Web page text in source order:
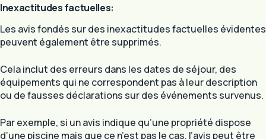
Inexactitudes factuelles:
Les avis fondés sur des inexactitudes factuelles évidentes
peuvent également être supprimés.
Cela inclut des erreurs dans les dates de séjour, des
équipements qui ne correspondent pas à leur description
ou de fausses déclarations sur des événements survenus.
Par exemple, si un avis indique qu’une propriété dispose
d’une piscine mais que ce n’est pas le cas, l’avis peut être